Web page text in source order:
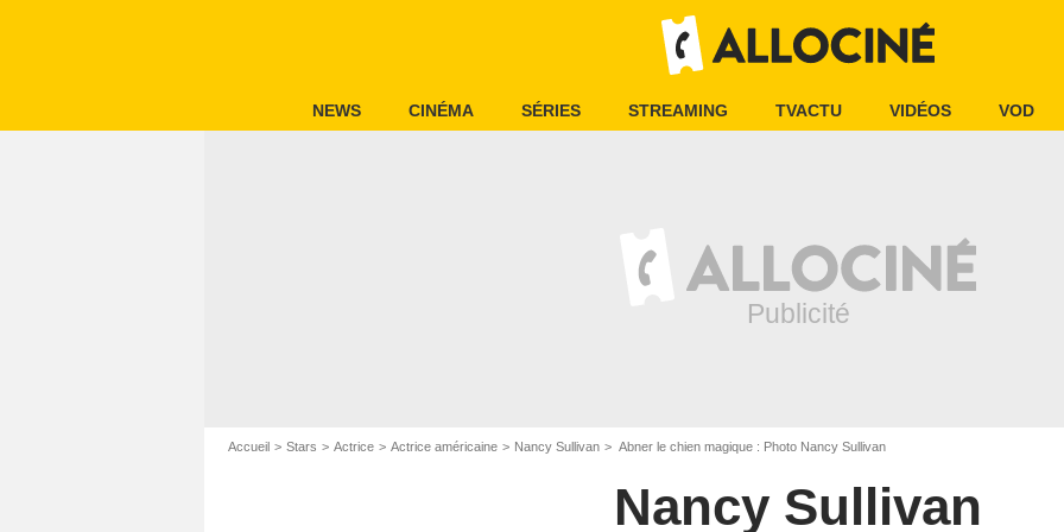
NEWS CINÉMA SÉRIES STREAMING TVACTU VIDÉOS VOD
Accueil Stars Actrice Actrice américaine Nancy Sullivan Abner le chien magique : Photo Nancy Sullivan
Nancy Sullivan